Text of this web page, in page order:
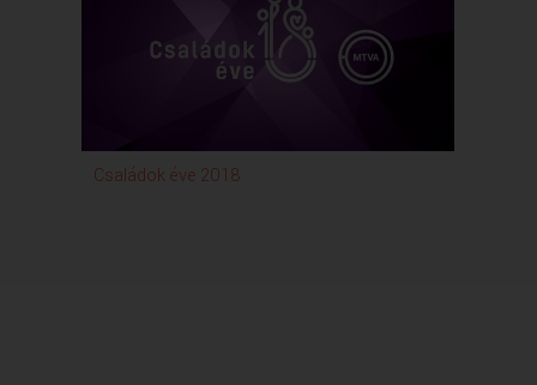
Családok éve 2018